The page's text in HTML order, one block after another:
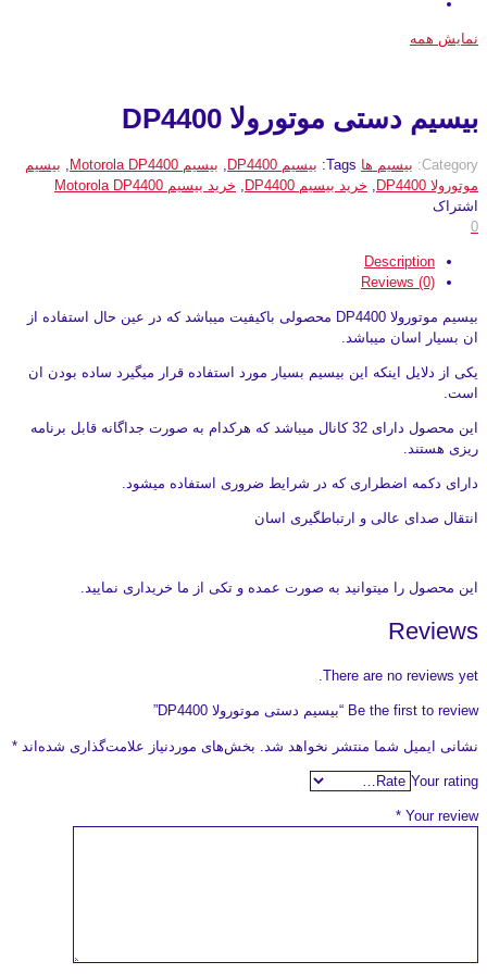
نمایش همه
بیسیم دستی موتورولا DP4400
Category: بیسیم ها Tags: بیسیم DP4400 بیسیم Motorola DP4400
بیسیم
موتورولا DP4400
خرید بیسیم DP4400
خرید بیسیم Motorola DP4400
اشتراک
0
Description
Reviews (0)
بیسیم موتورولا DP4400 محصولی باکیفیت میباشد که در عین حال استفاده از
ان بسیار اسان میباشد.
یکی از دلایل اینکه این بیسیم بسیار مورد استفاده قرار میگیرد ساده بودن ان
است.
این محصول دارای 32 کانال میباشد که هرکدام به صورت جداگانه قابل برنامه
ریزی هستند.
دارای دکمه اضطراری که در شرایط ضروری استفاده میشود.
انتقال صدای عالی و ارتباطگیری اسان
این محصول را میتوانید به صورت عمده و تکی از ما خریداری نمایید.
Reviews
There are no reviews yet.
Be the first to review “بیسیم دستی موتورولا DP4400”
نشانی ایمیل شما منتشر نخواهد شد. بخش‌های موردنیاز علامت‌گذاری شده‌اند *
Your rating
Your review
*